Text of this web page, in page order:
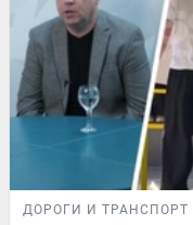
ДОРОГИ И ТРАНСПОРТ